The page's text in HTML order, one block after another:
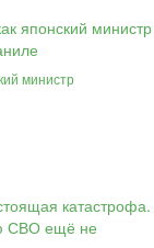
министр